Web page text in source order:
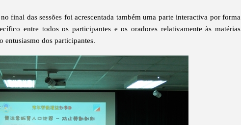
final das sessões foi acrescentada também uma parte interactiva por forma
entre todos os participantes e os oradores relativamente às matérias
entusiasmo dos participantes.